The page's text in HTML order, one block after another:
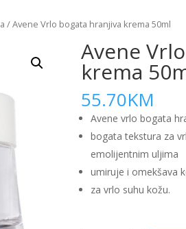
/ Avene Vrlo bogata hranjiva krema 50ml
Avene
krema
55.70KM
Avene vrlo bogata
bogata tekstura za
emolijentnim uljima
umiruje i omekšava
za vrlo suhu kožu.